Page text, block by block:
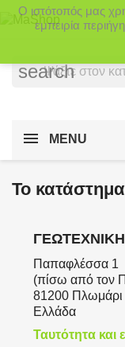
search
MENU
Το
Παπαφλέσσα 1
(πίσω από τον
81200 Πλωμάρι
Ελλάδα
Ταυτότητα και
Ο ιστότοπός μας
εμπειρία